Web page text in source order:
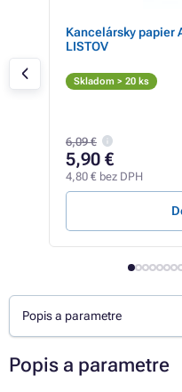
Kancelársky papier
LISTOV
Skladom > 20 ks
6,09 €
5,90 €
4,80 € bez DPH
Popis a parametre
Popis a parametre